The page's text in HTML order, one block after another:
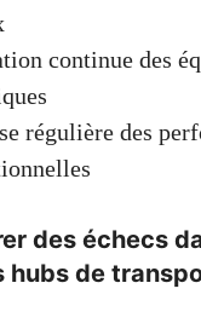
continue des
régulière des
des échecs
hubs de